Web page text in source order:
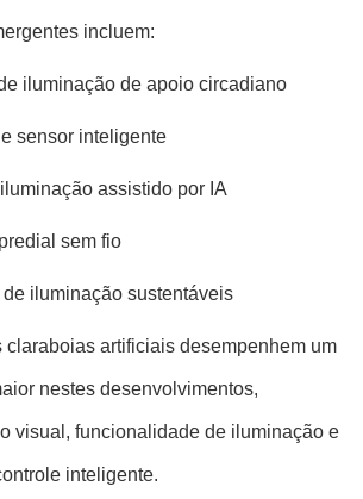
incluem:
iluminação de apoio circadiano
sensor inteligente
assistido por IA
sem fio
iluminação sustentáveis
claraboias artificiais desempenhem um
nestes desenvolvimentos,
visual, funcionalidade de iluminação e
inteligente.